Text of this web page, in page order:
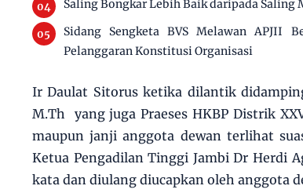
Saling Bongkar Lebih Baik daripada Saling
Sidang Sengketa BVS Melawan APJII
Pelanggaran Konstitusi Organisasi
Ir Daulat Sitorus ketika dilantik
M.Th yang juga Praeses HKBP Distrik
maupun janji anggota dewan terlihat
Ketua Pengadilan Tinggi Jambi Dr Herdi
kata dan diulang diucapkan oleh anggota